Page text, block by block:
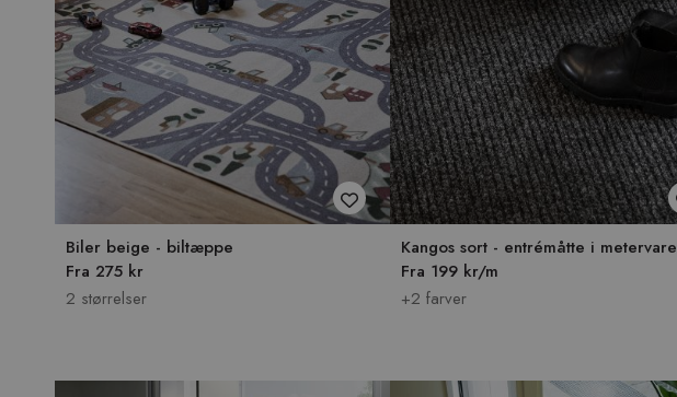
Biler beige - biltæppe
Fra 275 kr
2 størrelser
Kangos sort - entrémåtte i metervare
Fra 199 kr/m
+2 farver